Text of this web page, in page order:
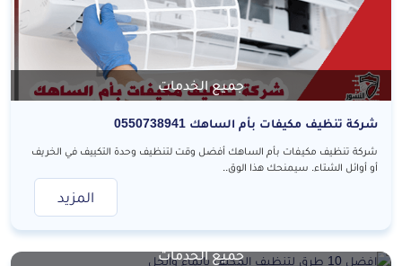
جميع الخدمات
شركة تنظيف مكيفات بأم الساهك 0550738941
شركة تنظيف مكيفات بأم الساهك أفضل وقت لتنظيف وحدة التكييف في الخريف
أو أوائل الشتاء. سيمنحك هذا الوق..
المزيد
جميع الخدمات